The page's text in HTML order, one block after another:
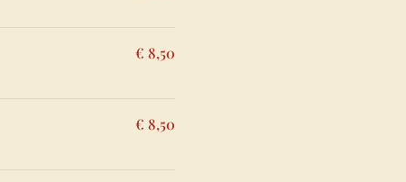
€ 8,50
€ 8,50